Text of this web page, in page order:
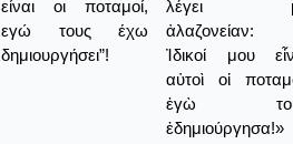
είναι οι ποταμοί,
εγώ τους έχω
δημιουργήσει”!
λέγει
Ἰδικοί μου
αὐτοὶ οἱ
ἐγὼ
ἐδημιούργησα!»